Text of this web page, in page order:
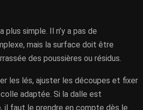
plus simple. Il n’y a pas de
mais la surface doit être
des poussières ou résidus.
les lés, ajuster les découpes et fixer
adaptée. Si la dalle est
il faut le prendre en compte dès le